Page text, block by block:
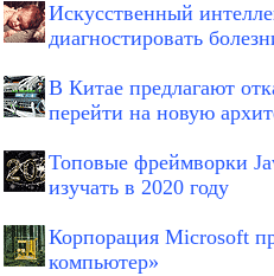
Искусственный
диагностировать
В Китае предлагают
перейти на новую
Топовые фреймворки
изучать в 2020 году
Корпорация Microsoft
компьютер»